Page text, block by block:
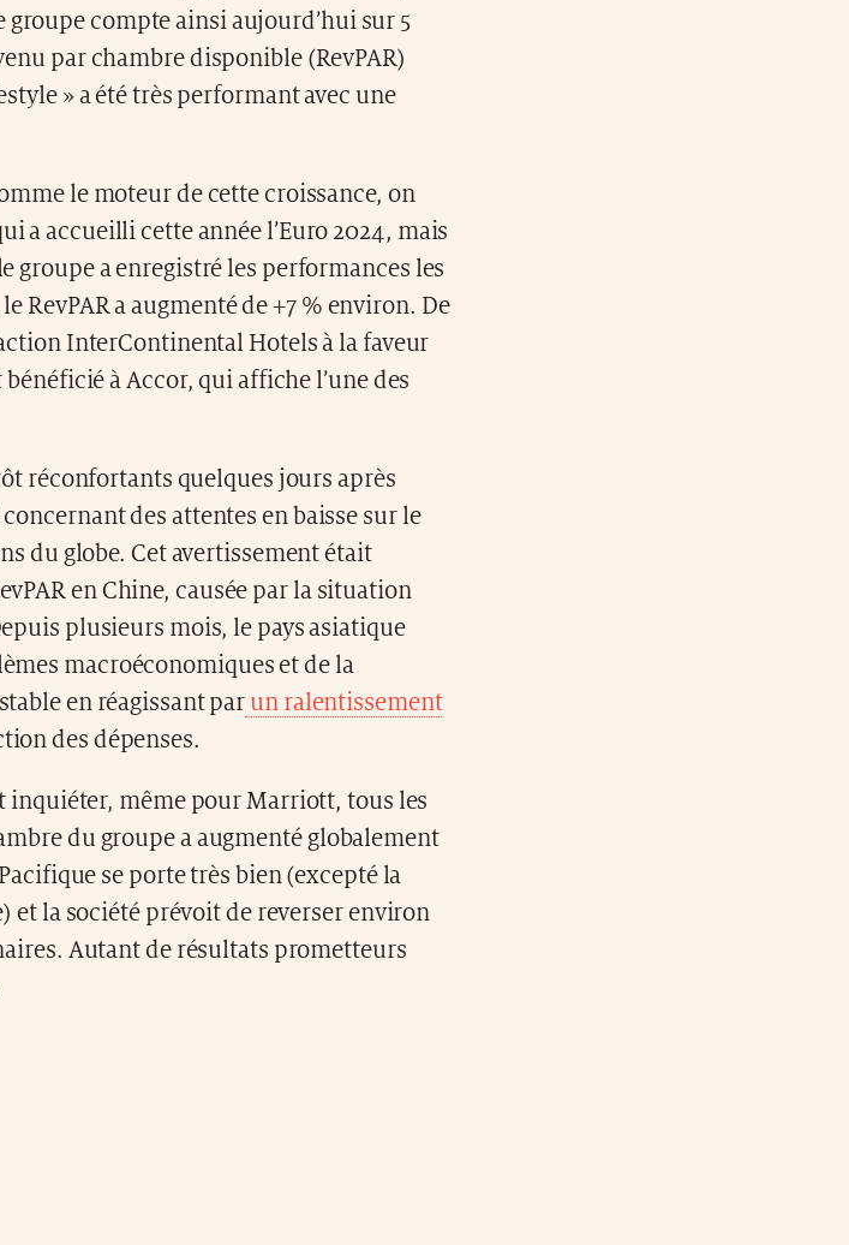
compte ainsi aujourd’hui sur 5
par chambre disponible (RevPAR)
» a été très performant avec une
le moteur de cette croissance, on
a accueilli cette année l’Euro 2024, mais
groupe a enregistré les performances les
RevPAR a augmenté de +7 % environ. De
InterContinental Hotels à la faveur
à Accor, qui affiche l’une des
réconfortants quelques jours après
des attentes en baisse sur le
du globe. Cet avertissement était
en Chine, causée par la situation
plusieurs mois, le pays asiatique
macroéconomiques et de la
en réagissant par un ralentissement
des dépenses.
inquiéter, même pour Marriott, tous les
du groupe a augmenté globalement
se porte très bien (excepté la
et la société prévoit de reverser environ
Autant de résultats prometteurs